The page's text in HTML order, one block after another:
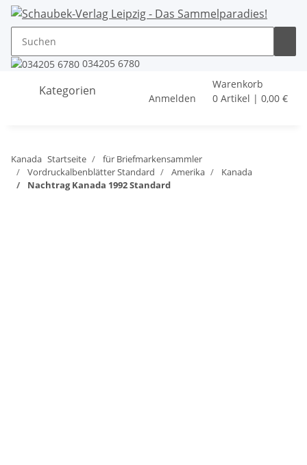
034205 6780
Kategorien
Anmelden
Warenkorb
0 Artikel | 0,00 €
Kanada Startseite
für Briefmarkensammler
Vordruckalbenblätter Standard
Amerika
Kanada
Nachtrag Kanada 1992 Standard